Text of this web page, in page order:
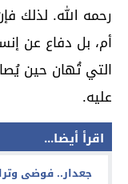
رحمه الله. لذلك
أم، بل دفاع عن
التي تُهان حين
عليه.
اقرأ أيضا...
جعدار.. فوضى